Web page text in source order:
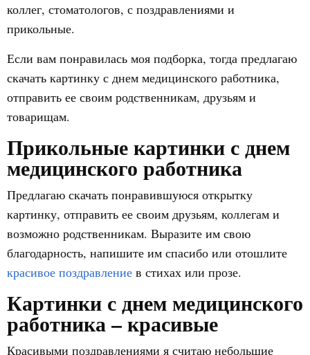
коллег, стоматологов, с поздравлениями и
прикольные.
Если вам понравилась моя подборка, тогда предлагаю
скачать картинку с днем медицинского работника,
отправить ее своим родственникам, друзьям и
товарищам.
Прикольные картинки с днем
медицинского работника
Предлагаю скачать понравившуюся открытку
картинку, отправить ее своим друзьям, коллегам и
возможно родственникам. Выразите им свою
благодарность, напишите им спасибо или отошлите
красивое поздравление в стихах или прозе.
Картинки с днем медицинского
работника – красивые
Красивыми поздравлениями я считаю небольшие